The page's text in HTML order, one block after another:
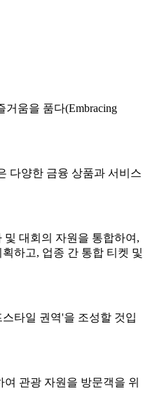
움을 품다(Embracing
다양한 금융 상품과 서비스
및 대회의 자원을 통합하여,
하고, 업종 간 통합 티켓 및
타일 권역'을 조성할 것입
관광 자원을 방문객을 위